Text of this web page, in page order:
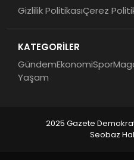
Gizlilik PolitikasıÇerez
KATEGORİLER
GündemEkonomiSpor
Yaşam
2025 Gazete
Seobaz